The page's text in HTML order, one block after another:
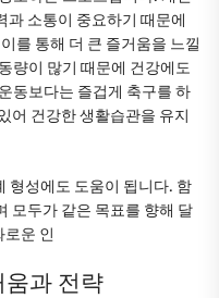
과 소통이 중요하기 때문에
를 통해 더 큰 즐거움을 느낄
량이 많기 때문에 건강에도
동보다는 즐겁게 축구를 하
어 건강한 생활습관을 유지
형성에도 도움이 됩니다. 함
모두가 같은 목표를 향해 달
운 인
과 전략